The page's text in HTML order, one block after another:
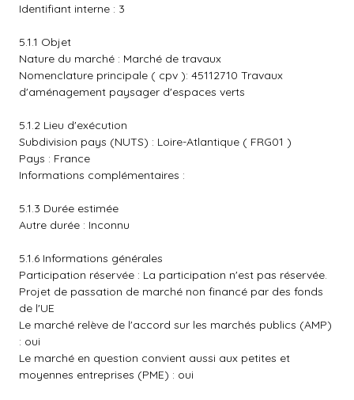
Identifiant interne : 3
5.1.1 Objet
Nature du marché : Marché de travaux
Nomenclature principale ( cpv ): 45112710 Travaux
d'aménagement paysager d'espaces verts
5.1.2 Lieu d'exécution
Subdivision pays (NUTS) : Loire-Atlantique ( FRG01 )
Pays : France
Informations complémentaires :
5.1.3 Durée estimée
Autre durée : Inconnu
5.1.6 Informations générales
Participation réservée : La participation n'est pas réservée.
Projet de passation de marché non financé par des fonds
de l'UE
Le marché relève de l'accord sur les marchés publics (AMP)
: oui
Le marché en question convient aussi aux petites et
moyennes entreprises (PME) : oui